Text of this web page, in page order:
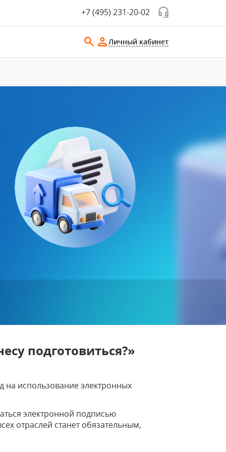
+7 (495) 231-20-02
Личный кабинет
подготовиться?»
на использование электронных
электронной подписью
отраслей станет обязательным,